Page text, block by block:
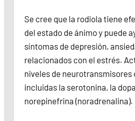
Se cree que la rodiola tiene
del estado de ánimo y puede
síntomas de depresión,
relacionados con el estrés.
niveles de neurotransmisores
incluidas la serotonina, la
norepinefrina (noradrenalina).